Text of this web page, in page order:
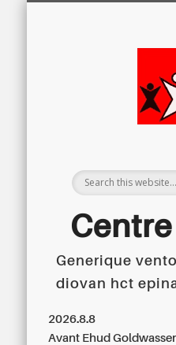
Centre régional du Libre
Generique
diovan hct
2026.8.8
Avant Ehud